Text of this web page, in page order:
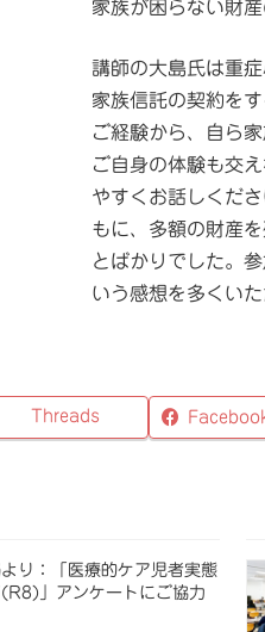
家族が困らない財
講師の大島氏は重
家族信託の契約を
ご経験から、自ら
ご自身の体験も交
やすくお話しくだ
もに、多額の財産
とばかりでした。
いう感想を多くいた
Threads
り：「医療的ケア児者実態
」アンケートにご協力